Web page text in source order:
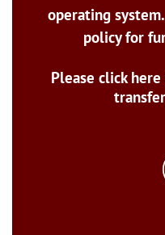
operating
policy for
Please click